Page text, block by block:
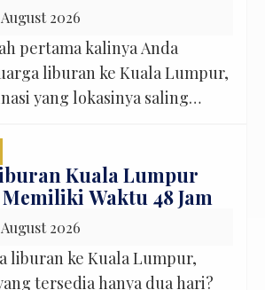
Lumpur saja. Ada Genting
bisa dimasukkan ke itinerary.
2026
pertama kalinya Anda
liburan ke Kuala Lumpur,
yang lokasinya saling
Tidak perlu menghabiskan
dari satu sudut kota
sehingga anak-anak tetap
orang tua tidak mudah lelah,
bisa dinikmati tanpa
Kabar […]
Kuala Lumpur
Waktu 48 Jam
2026
liburan ke Kuala Lumpur,
tersedia hanya dua hari?